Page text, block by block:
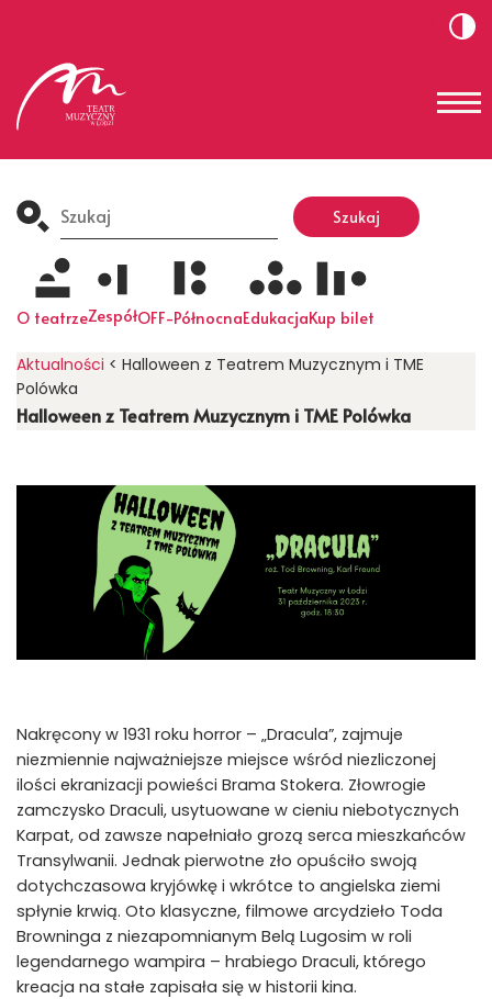
for:
Szukaj
O teatrzeZespółOFF-PółnocnaEdukacjaKup bilet
Aktualności < Halloween z Teatrem Muzycznym i TME
Polówka
Halloween z Teatrem Muzycznym i TME Polówka
Nakręcony w 1931 roku horror – „Dracula”, zajmuje
niezmiennie najważniejsze miejsce wśród niezliczonej
ilości ekranizacji powieści Brama Stokera. Złowrogie
zamczysko Draculi, usytuowane w cieniu niebotycznych
Karpat, od zawsze napełniało grozą serca mieszkańców
Transylwanii. Jednak pierwotne zło opuściło swoją
dotychczasowa kryjówkę i wkrótce to angielska ziemi
spłynie krwią. Oto klasyczne, filmowe arcydzieło Toda
Browninga z niezapomnianym Belą Lugosim w roli
legendarnego wampira – hrabiego Draculi, którego
kreacja na stałe zapisała się w historii kina.